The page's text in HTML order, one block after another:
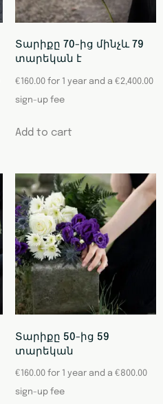
Տարիքը 70-ից մինչև 79
տարեկան է
€160.00 for 1 year and a €2,400.00
sign-up fee
Add to cart
Տարիքը 50-ից 59
տարեկան
€ 160.00 for 1 year and a €800.00
sign-up fee